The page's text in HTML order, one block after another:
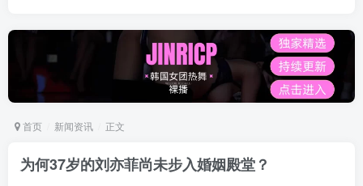
首页 新闻资讯 正文
为何37岁的刘亦菲尚未步入婚姻殿堂？